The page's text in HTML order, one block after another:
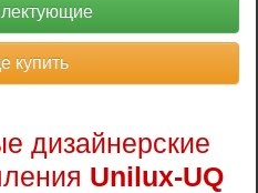
купить
дизайнерские
Unilux-UQ